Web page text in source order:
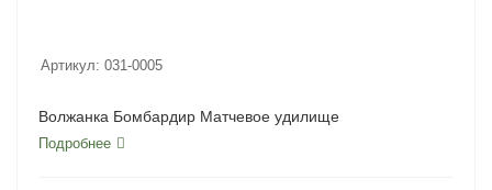
Артикул: 031-0005
Волжанка Бомбардир Матчевое удилище
Подробнее